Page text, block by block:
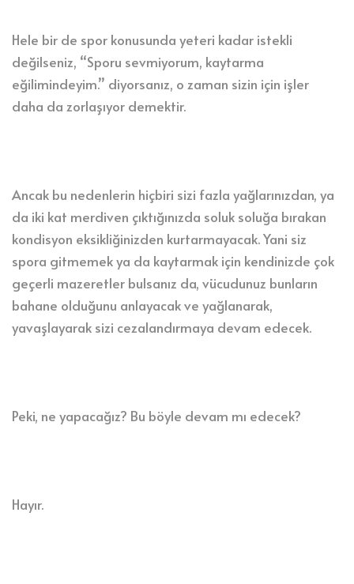
Hele bir de spor konusunda yeteri kadar istekli
değilseniz, “Sporu sevmiyorum, kaytarma
eğilimindeyim.” diyorsanız, o zaman sizin için işler
daha da zorlaşıyor demektir.
Ancak bu nedenlerin hiçbiri sizi fazla yağlarınızdan, ya
da iki kat merdiven çıktığınızda soluk soluğa bırakan
kondisyon eksikliğinizden kurtarmayacak. Yani siz
spora gitmemek ya da kaytarmak için kendinizde çok
geçerli mazeretler bulsanız da, vücudunuz bunların
bahane olduğunu anlayacak ve yağlanarak,
yavaşlayarak sizi cezalandırmaya devam edecek.
Peki, ne yapacağız? Bu böyle devam mı edecek?
Hayır.